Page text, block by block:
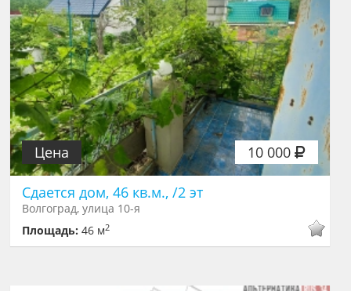
10 000
Цена
Сдается дом, 46 кв.м., /2 эт
Волгоград, улица 10-я
Площадь:46 м2